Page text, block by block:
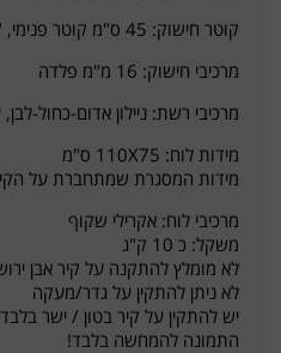
קוטר חישוק: 45 ס"מ קוטר פנימי, "18
מרכיבי חישוק: 16 מ"מ פלדה
מרכיבי רשת: ניילון אדום-כחול-
מידות לוח: 110X75 ס"מ
מידות המסגרת שמתחברת על הקיר: ר.15 סמ |
מרכיבי לוח: אקרילי שקוף
משקל: כ 10 ק"ג
לא מומלץ להתקנה על קיר אבן
לא ניתן להתקין על גדר/מעקה
יש להתקין על קיר בטון / ישר בלבד
התמונה להמחשה בלבד!